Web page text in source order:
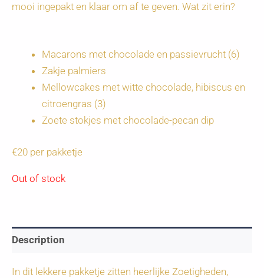
mooi ingepakt en klaar om af te geven. Wat zit erin?
Macarons met chocolade en passievrucht (6)
Zakje palmiers
Mellowcakes met witte chocolade, hibiscus en
citroengras (3)
Zoete stokjes met chocolade-pecan dip
€20 per pakketje
Out of stock
Description
In dit lekkere pakketje zitten heerlijke Zoetigheden,